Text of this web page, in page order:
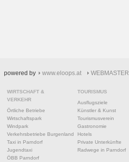
powered by www.eloops.at WEBMASTER
WIRTSCHAFT &
VERKEHR
Örtliche Betriebe
Wirtschaftspark
Windpark
Verkehrsbetriebe Burgenland
Taxi in Parndorf
Jugendtaxi
ÖBB Parndorf
TOURISMUS
Ausflugsziele
Künstler & Kunst
Tourismusverein
Gastronomie
Hotels
Private Unterkünfte
Radwege in Parndorf